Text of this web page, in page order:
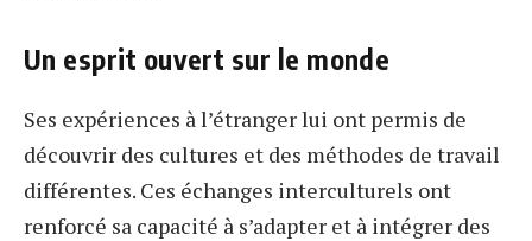
Un esprit ouvert sur le monde
Ses expériences à l’étranger lui ont permis de
découvrir des cultures et des méthodes de travail
différentes. Ces échanges interculturels ont
renforcé sa capacité à s’adapter et à intégrer des